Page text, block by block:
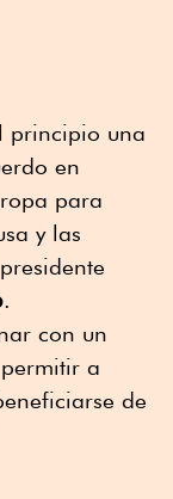
principio una
en
para
y las
.
con un
a
de